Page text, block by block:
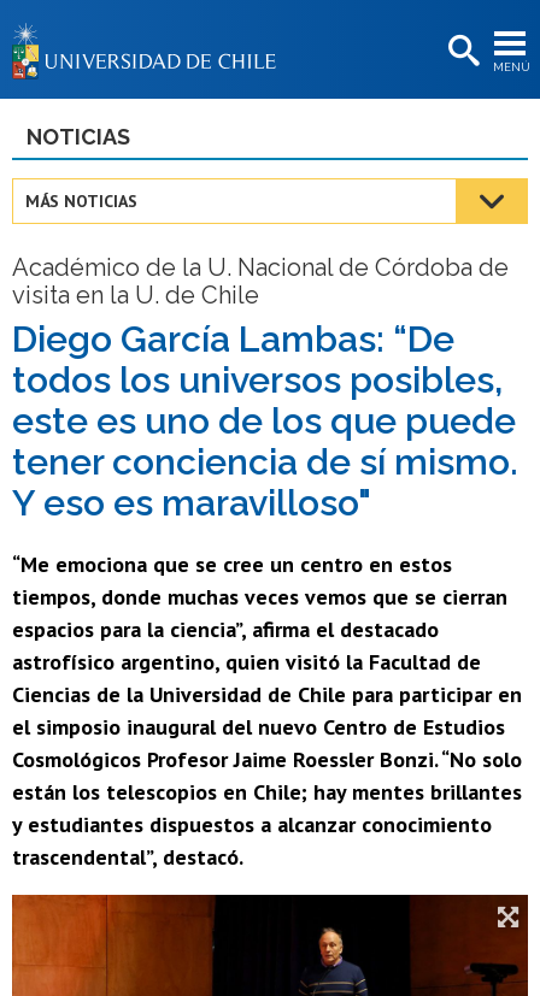
MENÚ
BIBLIOTECAS
Estudiantes
Académicas/os
Funcionarias/os
Egresadas/os
NOTICIAS
MÁS NOTICIAS
Académico de la U. Nacional de Córdoba de
visita en la U. de Chile
Diego García Lambas: “De
todos los universos posibles,
este es uno de los que puede
tener conciencia de sí mismo.
Y eso es maravilloso"
“Me emociona que se cree un centro en estos
tiempos, donde muchas veces vemos que se cierran
espacios para la ciencia”, afirma el destacado
astrofísico argentino, quien visitó la Facultad de
Ciencias de la Universidad de Chile para participar en
el simposio inaugural del nuevo Centro de Estudios
Cosmológicos Profesor Jaime Roessler Bonzi. “No solo
están los telescopios en Chile; hay mentes brillantes
y estudiantes dispuestos a alcanzar conocimiento
trascendental”, destacó.